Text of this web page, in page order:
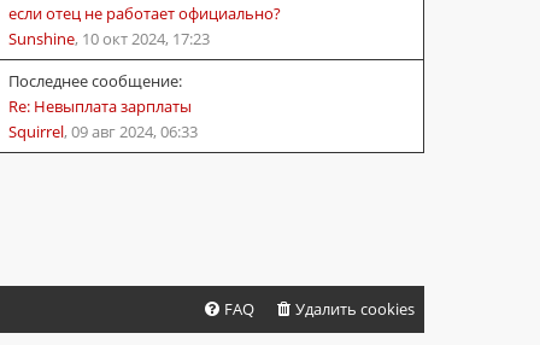
если отец не работает официально?
Sunshine, 10 окт 2024, 17:23
Последнее сообщение:
Re: Невыплата зарплаты
Squirrel, 09 авг 2024, 06:33
Удалить cookies
FAQ